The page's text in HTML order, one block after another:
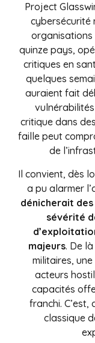
Project
cybersécurité
organisations
quinze pays,
critiques en
quelques
auraient fait
critique dans
faille peut
de
Il convient, dès
a pu alarmer
dénicherait
sévérité
majeurs. De
militaires,
acteurs
capacités
franchi.
classique